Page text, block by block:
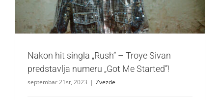
Nakon hit singla „Rush” – Troye Sivan
predstavlja numeru „Got Me Started”!
septembar 21st, 2023 | Zvezde